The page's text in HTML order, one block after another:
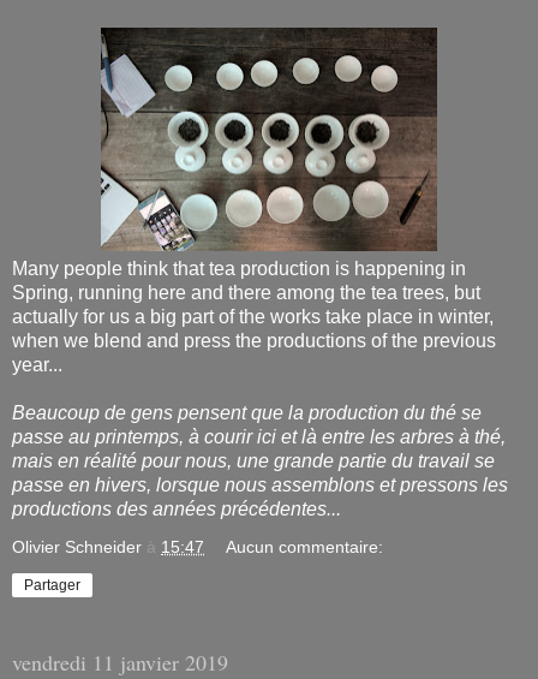
Many people think that tea production is happening in
Spring, running here and there among the tea trees, but
actually for us a big part of the works take place in winter,
when we blend and press the productions of the previous
year...
Beaucoup de gens pensent que la production du thé se
passe au printemps, à courir ici et là entre les arbres à thé,
mais en réalité pour nous, une grande partie du travail se
passe en hivers, lorsque nous assemblons et pressons les
productions des années précédentes...
Olivier Schneider à 15:47 Aucun commentaire:
Partager
vendredi 11 janvier 2019